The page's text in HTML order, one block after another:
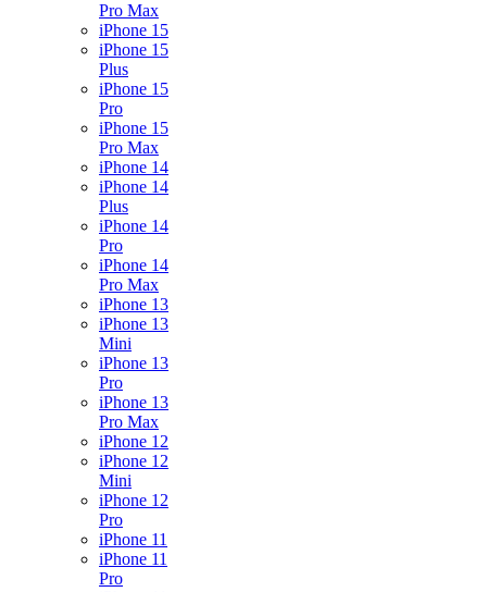
Pro Max
iPhone 15
iPhone 15
Plus
iPhone 15
Pro
iPhone 15
Pro Max
iPhone 14
iPhone 14
Plus
iPhone 14
Pro
iPhone 14
Pro Max
iPhone 13
iPhone 13
Mini
iPhone 13
Pro
iPhone 13
Pro Max
iPhone 12
iPhone 12
Mini
iPhone 12
Pro
iPhone 11
iPhone 11
Pro